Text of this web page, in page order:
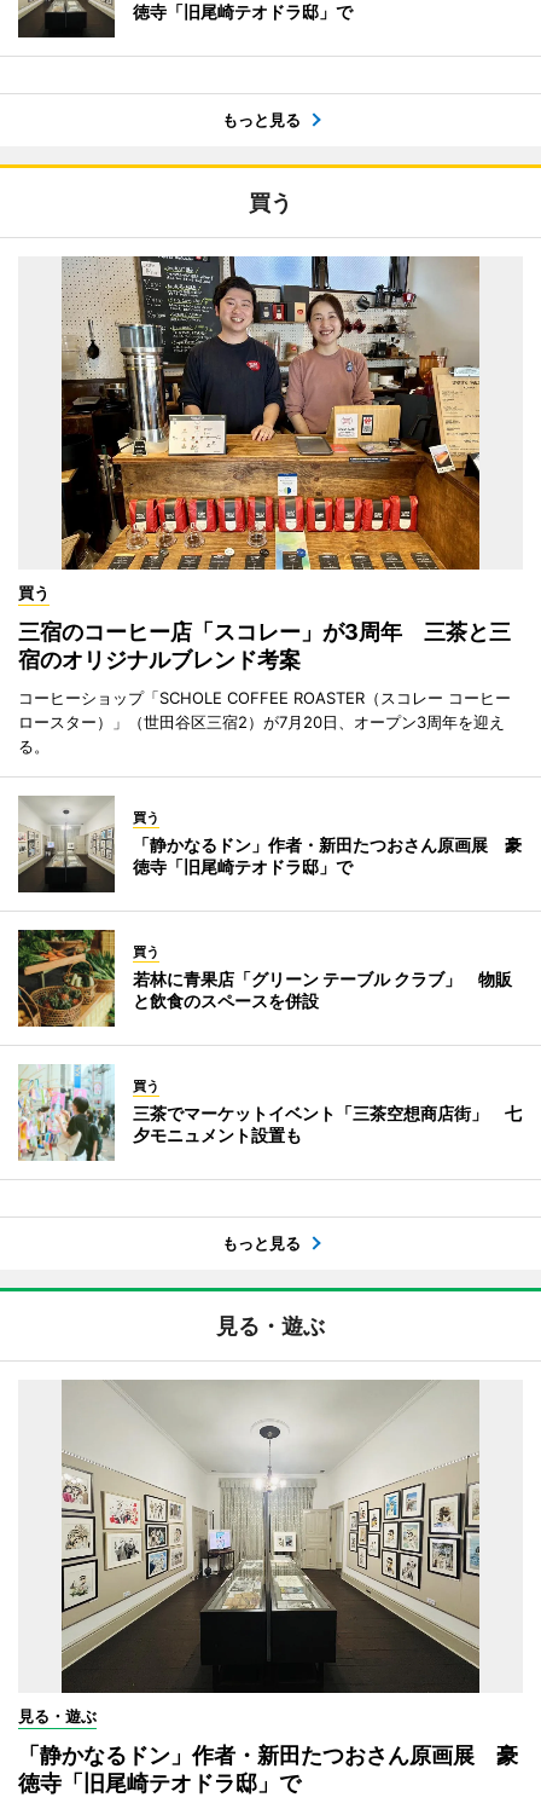
徳寺「旧尾崎テオドラ邸」で
もっと見る
買う
買う
三宿のコーヒー店「スコレー」が3周年 三茶と三
宿のオリジナルブレンド考案
コーヒーショップ「SCHOLE COFFEE ROASTER（スコレー コーヒー
ロースター）」（世田谷区三宿2）が7月20日、オープン3周年を迎え
る。
買う
「静かなるドン」作者・新田たつおさん原画展 豪
徳寺「旧尾崎テオドラ邸」で
買う
若林に青果店「グリーン テーブル クラブ」 物販
と飲食のスペースを併設
買う
三茶でマーケットイベント「三茶空想商店街」 七
夕モニュメント設置も
もっと見る
見る・遊ぶ
見る・遊ぶ
「静かなるドン」作者・新田たつおさん原画展 豪
徳寺「旧尾崎テオドラ邸」で